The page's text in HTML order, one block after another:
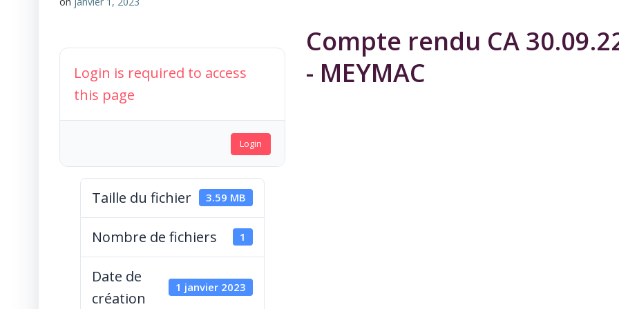
Login is required to access
this page
Login
Taille du fichier 3.59 MB
Nombre de fichiers 1
Date de
création
1 janvier 2023
Compte rendu CA
- MEYMAC